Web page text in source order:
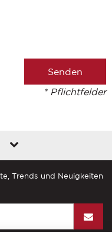
* Pflichtfelder
Trends und Neuigkeiten